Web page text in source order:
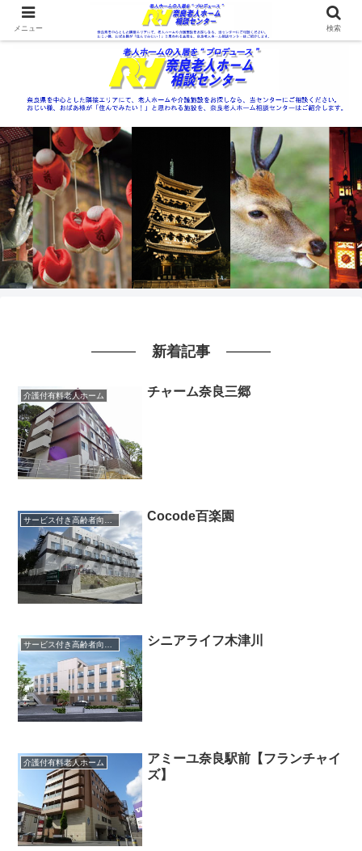
新着記事
介護付有料老人ホーム チャーム奈良三郷
Cocode百楽園
シニアライフ木津川
介護付有料老人ホーム
アミーユ奈良駅前【フランチャイ
ズ】
メニュー 検索